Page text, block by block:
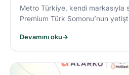
Metro Türkiye, kendi markasıyla
Premium Türk Somonu’nun
uyguluyor.
Devamını oku→